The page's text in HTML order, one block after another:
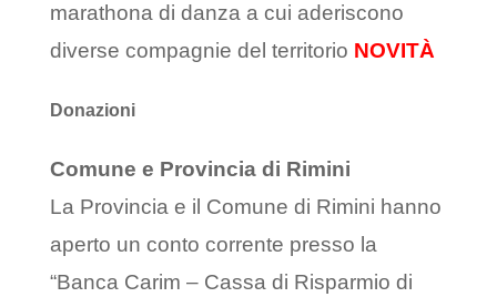
marathona di danza a cui aderiscono
diverse compagnie del territorio NOVITÀ
Donazioni
Comune e Provincia di Rimini
La Provincia e il Comune di Rimini hanno
aperto un conto corrente presso la
“Banca Carim – Cassa di Risparmio di